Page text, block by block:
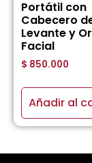
Portátil con
Cabecero
Levante y
Facial
$ 850.000
Añadir al